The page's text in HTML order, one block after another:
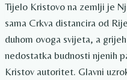
Tijelo Kristovo na zemlji je
sama Crkva distancira od
duhom ovoga svijeta, a
nedostatka budnosti njenih
Kristov autoritet. Glavni